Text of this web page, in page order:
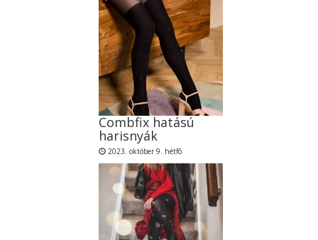
Combfix hatású
harisnyák
2023. október 9. hétfõ